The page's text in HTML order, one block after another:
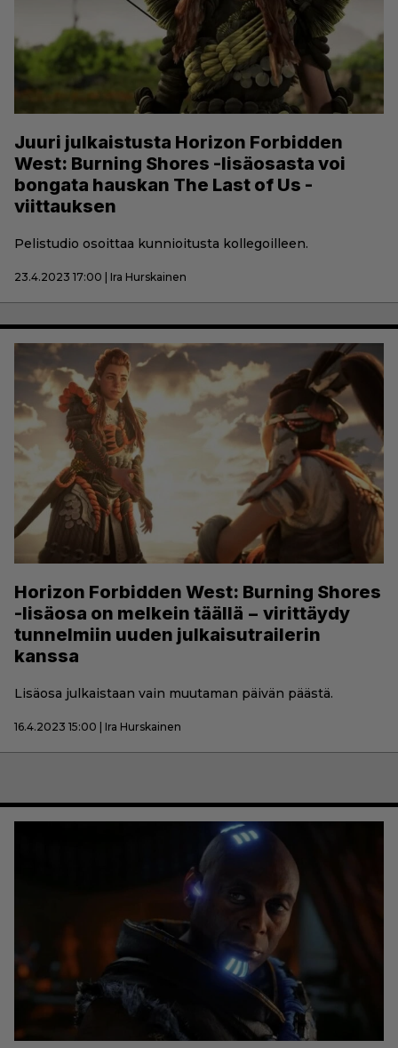
Juuri julkaistusta Horizon Forbidden
West: Burning Shores -lisäosasta voi
bongata hauskan The Last of Us -
viittauksen
Pelistudio osoittaa kunnioitusta kollegoilleen.
23.4.2023 17:00 | Ira Hurskainen
Horizon Forbidden West: Burning Shores
-lisäosa on melkein täällä − virittäydy
tunnelmiin uuden julkaisutrailerin
kanssa
Lisäosa julkaistaan vain muutaman päivän päästä.
16.4.2023 15:00 | Ira Hurskainen